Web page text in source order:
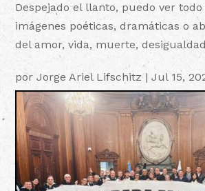
porJorge Ariel Lifschitz |Jul 15,
Despejado el llanto, puedo ver
imágenes poéticas, dramáticas o
del amor, vida, muerte,